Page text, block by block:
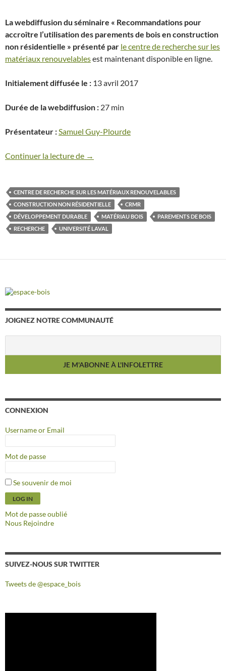
La webdiffusion du séminaire « Recommandations pour
accroître l’utilisation des parements de bois en construction
non résidentielle » présenté par le centre de recherche sur les
matériaux renouvelablesest maintenant disponible en ligne.
Initialement diffusée le : 13 avril 2017
Durée de la webdiffusion : 27 min
Présentateur : Samuel Guy-Plourde
Continuer la lecture de Recommandations pour accroître
→
CENTRE DE RECHERCHE SUR LES MATÉRIAUX RENOUVELABLES
CONSTRUCTION NON RÉSIDENTIELLE
CRMR
DÉVELOPPEMENT DURABLE
MATÉRIAU BOIS
PAREMENTS DE BOIS
RECHERCHE
UNIVERSITÉ LAVAL
JOIGNEZ NOTRE COMMUNAUTÉ
CONNEXION
Username or Email
Mot de passe
Se souvenir de moi
Mot de passe oublié
Nous Rejoindre
SUIVEZ-NOUS SUR TWITTER
Tweets de @espace_bois